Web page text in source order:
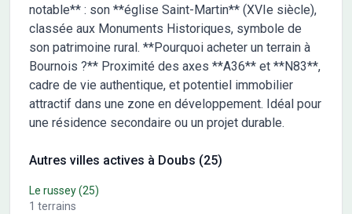
notable** : son **église Saint-Martin** (XVIe siècle),
classée aux Monuments Historiques, symbole de
son patrimoine rural. **Pourquoi acheter un terrain à
Bournois ?** Proximité des axes **A36** et **N83**,
cadre de vie authentique, et potentiel immobilier
attractif dans une zone en développement. Idéal pour
une résidence secondaire ou un projet durable.
Autres villes actives à Doubs (25)
Le russey(25)
1 terrains